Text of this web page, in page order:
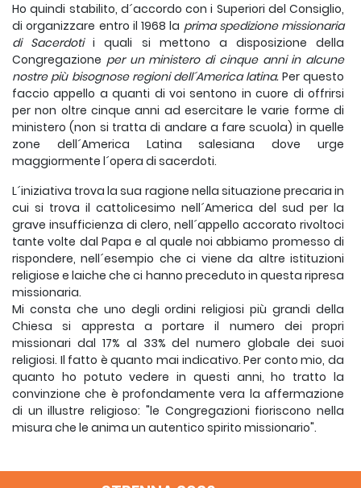
Ho quindi stabilito, d´accordo con i Superiori del Consiglio,
di organizzare entro il 1968 la prima spedizione missionaria
di Sacerdotii quali si mettono a disposizione della
Congregazione per un ministero di cinque anni in alcune
nostre più bisognose regioni dell´America latina. Per questo
faccio appello a quanti di voi sentono in cuore di offrirsi
per non oltre cinque anni ad esercitare le varie forme di
ministero (non si tratta di andare a fare scuola) in quelle
zone dell´America Latina salesiana dove urge
maggiormente l´opera di sacerdoti.
L´iniziativa trova la sua ragione nella situazione precaria in
cui si trova il cattolicesimo nell´America del sud per la
grave insufficienza di clero, nell´appello accorato rivoltoci
tante volte dal Papa e al quale noi abbiamo promesso di
rispondere, nell´esempio che ci viene da altre istituzioni
religiose e laiche che ci hanno preceduto in questa ripresa
missionaria.
Mi consta che uno degli ordini religiosi più grandi della
Chiesa si appresta a portare il numero dei propri
missionari dal 17% al 33% del numero globale dei suoi
religiosi. Il fatto è quanto mai indicativo. Per conto mio, da
quanto ho potuto vedere in questi anni, ho tratto la
convinzione che è profondamente vera la affermazione
di un illustre religioso: "le Congregazioni fioriscono nella
misura che le anima un autentico spirito missionario".
disponibilità e la generosità dei giovani del nostro tempo